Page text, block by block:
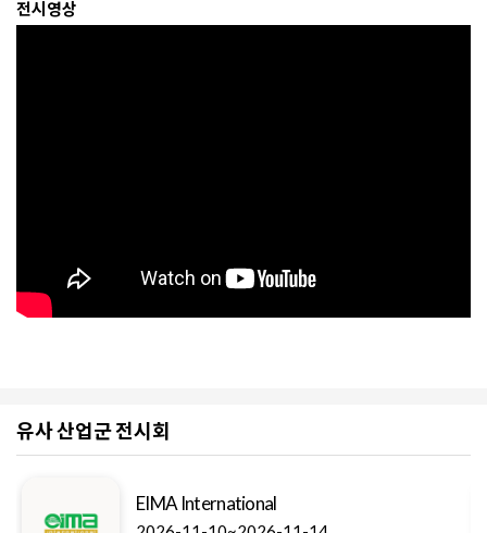
전시영상
유사 산업군 전시회
EIMA International